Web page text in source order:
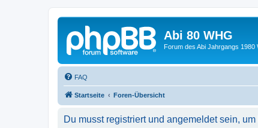
Abi 80 WHG
Forum des Abi Jahrgangs 1980
FAQ
Startseite Foren-Übersicht
Du musst registriert und angemeldet sein,